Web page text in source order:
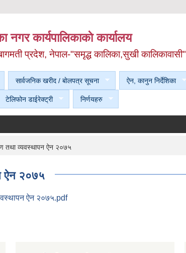
नगर कार्यपालिकाकाे कार्यालय
प्रदेश, नेपाल-"समृद्ध कालिका,सुखी कालिकावासी"
सार्वजनिक खरीद / बाेलपत्र सूचना ऐन, कानुन निर्देशिका
टेलिफोन डाईरेक्ट्री निर्णयहरु
तथा व्यवस्थापन ऐन २०७५
ऐन २०७५
ऐन २०७५.pdf